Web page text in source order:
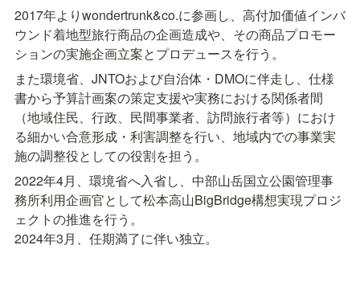
2017年よりwondertrunk&co.に参画し、高付加価値インバ
ウンド着地型旅行商品の企画造成や、その商品プロモー
ションの実施企画立案とプロデュースを行う。
また環境省、JNTOおよび自治体・DMOに伴走し、仕様
書から予算計画案の策定支援や実務における関係者間
（地域住民、行政、民間事業者、訪問旅行者等）におけ
る細かい合意形成・利害調整を行い、地域内での事業実
施の調整役としての役割を担う。
2022年4月、環境省へ入省し、中部山岳国立公園管理事
務所利用企画官として松本高山BigBridge構想実現プロジ
ェクトの推進を行う。
2024年3月、任期満了に伴い独立。